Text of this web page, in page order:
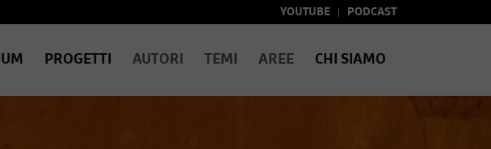
YOUTUBE PODCAST
PROGETTI AUTORI TEMI AREE CHI SIAMO